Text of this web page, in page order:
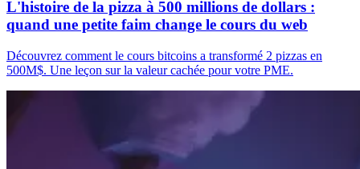
L'histoire de la pizza à 500 millions de dollars :
quand une petite faim change le cours du web
Découvrez comment le cours bitcoins a transformé 2 pizzas en
500M$. Une leçon sur la valeur cachée pour votre PME.